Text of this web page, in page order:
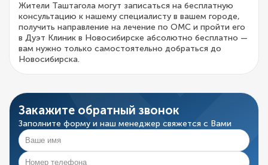
Жители Таштагола могут записаться на бесплатную
консультацию к нашему специалисту в вашем городе,
получить направление на лечение по ОМС и пройти его
в Дуэт Клиник в Новосибирске абсолютно бесплатно —
вам нужно только самостоятельно добраться до
Новосибирска.
Закажите обратный звонок
Заполните форму и наш менеджер свяжется с Вами